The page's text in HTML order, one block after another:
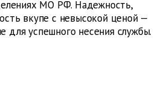
МО РФ. Надежность,
вкупе с невысокой ценой —
для успешного несения службы.